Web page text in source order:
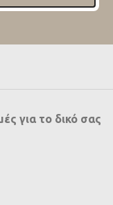
για το δικό σας